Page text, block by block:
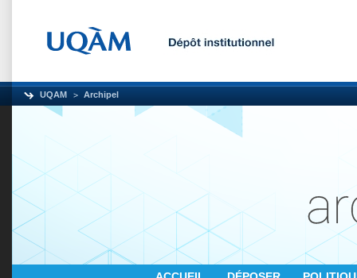
UQAM Archipel